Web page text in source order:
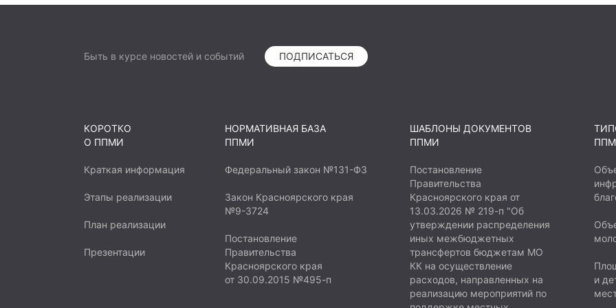
время данная площадка будет использоваться как
хоккейная коробка.
Быть в курсе новостей и событий ПОДПИСАТЬСЯ
КОРОТКО
О ППМИ
Краткая информация
Этапы реализации
План реализации
Презентации
НОРМАТИВНАЯ БАЗА
ППМИ
Федеральный закон №131-ФЗ
Закон Красноярского края
№9-3724
Постановление
Правительства
Красноярского края
от 30.09.2015 №495-п
ШАБЛОНЫ ДОКУМЕНТОВ
ППМИ
Постановление
Правительства
Красноярского края от
13.03.2026 № 219-п "Об
утверждении распределения
иных межбюджетных
трансфертов бюджетам МО
КК на осуществление
расходов, направленных на
реализацию мероприятий по
и